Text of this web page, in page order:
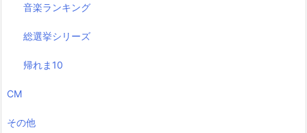
音楽ランキング
総選挙シリーズ
帰れま10
CM
その他